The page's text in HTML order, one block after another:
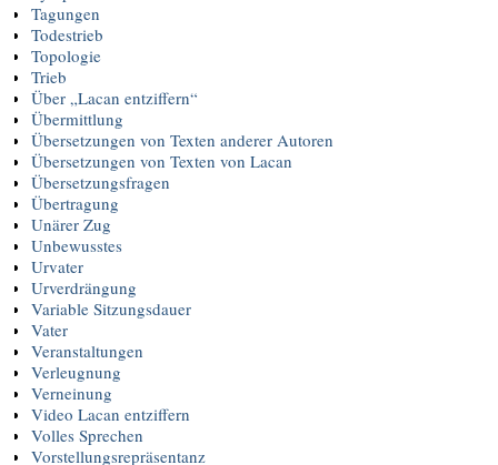
Tagungen
Todestrieb
Topologie
Trieb
Über „Lacan entziffern“
Übermittlung
Übersetzungen von Texten anderer Autoren
Übersetzungen von Texten von Lacan
Übersetzungsfragen
Übertragung
Unärer Zug
Unbewusstes
Urvater
Urverdrängung
Variable Sitzungsdauer
Vater
Veranstaltungen
Verleugnung
Verneinung
Video Lacan entziffern
Volles Sprechen
Vorstellungsrepräsentanz